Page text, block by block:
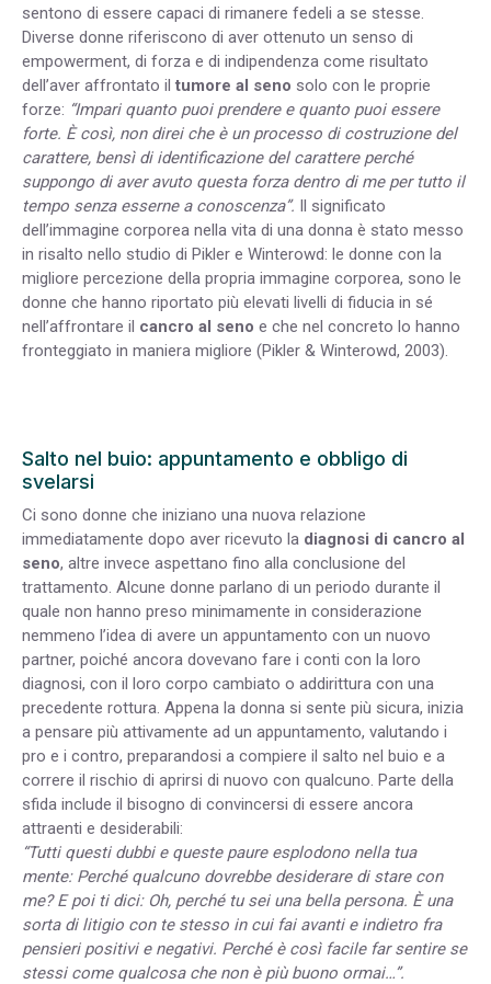
sentono di essere capaci di rimanere fedeli a se stesse.
Diverse donne riferiscono di aver ottenuto un senso di
empowerment, di forza e di indipendenza come risultato
dell’aver affrontato il tumore al seno solo con le proprie
forze: “Impari quanto puoi prendere e quanto puoi essere
forte. È così, non direi che è un processo di costruzione del
carattere, bensì di identificazione del carattere perché
suppongo di aver avuto questa forza dentro di me per tutto il
tempo senza esserne a conoscenza”. Il significato
dell’immagine corporea nella vita di una donna è stato messo
in risalto nello studio di Pikler e Winterowd: le donne con la
migliore percezione della propria immagine corporea, sono le
donne che hanno riportato più elevati livelli di fiducia in sé
nell’affrontare il cancro al seno e che nel concreto lo hanno
fronteggiato in maniera migliore (Pikler & Winterowd, 2003).
Salto nel buio: appuntamento e obbligo di
svelarsi
Ci sono donne che iniziano una nuova relazione
immediatamente dopo aver ricevuto la diagnosi di cancro al
seno, altre invece aspettano fino alla conclusione del
trattamento. Alcune donne parlano di un periodo durante il
quale non hanno preso minimamente in considerazione
nemmeno l’idea di avere un appuntamento con un nuovo
partner, poiché ancora dovevano fare i conti con la loro
diagnosi, con il loro corpo cambiato o addirittura con una
precedente rottura. Appena la donna si sente più sicura, inizia
a pensare più attivamente ad un appuntamento, valutando i
pro e i contro, preparandosi a compiere il salto nel buio e a
correre il rischio di aprirsi di nuovo con qualcuno. Parte della
sfida include il bisogno di convincersi di essere ancora
attraenti e desiderabili:
“Tutti questi dubbi e queste paure esplodono nella tua
mente: Perché qualcuno dovrebbe desiderare di stare con
me? E poi ti dici: Oh, perché tu sei una bella persona. È una
sorta di litigio con te stesso in cui fai avanti e indietro fra
pensieri positivi e negativi. Perché è così facile far sentire se
stessi come qualcosa che non è più buono ormai…”.